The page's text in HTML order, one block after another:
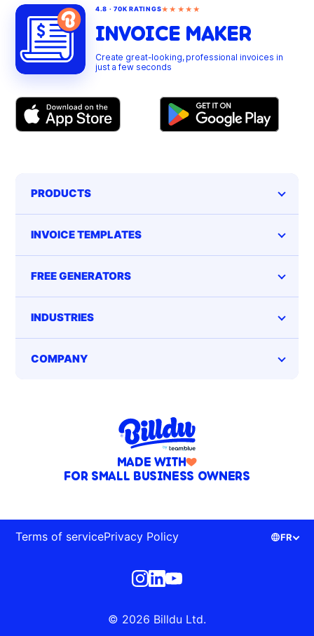
MADE WITH
FOR SMALL BUSINESS OWNERS
4.8 · 70K RATINGS★★★★★
INVOICE MAKER
Create great-looking, professional invoices in
just a few seconds
PRODUCTS
INVOICE TEMPLATES
FREE GENERATORS
INDUSTRIES
COMPANY
© 2026 Billdu Ltd.
Terms of servicePrivacy Policy FR